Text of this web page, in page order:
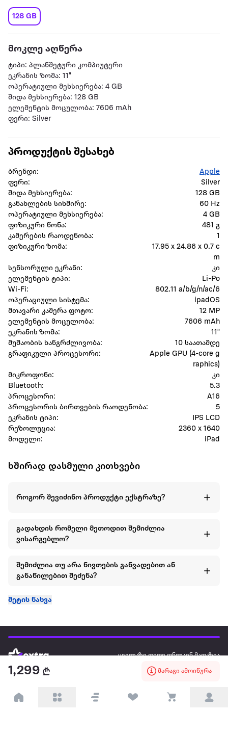
128 GB
მოკლე აღწერა
ტიპი: პლანშეტური კომპიუტერი
ეკრანის ზომა: 11"
ოპერატიული მეხსიერება: 4 GB
შიდა მეხსიერება: 128 GB
ელემენტის მოცულობა: 7606 mAh
ფერი: Silver
1,299 მარაგი ამოიწურა
პროდუქტის შესახებ
ბრენდი:
Apple
ფერი:
Silver
შიდა მეხსიერება:
128 GB
განახლების სიხშირე:
60 Hz
ოპერატიული მეხსიერება:
4 GB
ფიზიკური წონა:
481 გ
კამერების რაოდენობა:
1
ფიზიკური ზომა:
17.95 x 24.86 x 0.7 c
m
სენსორული ეკრანი:
კი
ელემენტის ტიპი:
Li-Po
Wi-Fi:
802.11 a/b/g/n/ac/6
ოპერაციული სისტემა:
ipadOS
მთავარი კამერა ფოტო:
12 MP
ელემენტის მოცულობა:
7606 mAh
ეკრანის ზომა:
11"
მუშაობის ხანგრძლივობა:
10 საათამდე
გრაფიკული პროცესორი:
Apple GPU (4-core g
raphics)
მიკროფონი:
კი
Bluetooth:
5.3
პროცესორი:
A16
პროცესორის ბირთვების რაოდენობა:
5
ეკრანის ტიპი:
IPS LCD
რეზოლუცია:
2360 x 1640
მოდელი:
iPad
ხშირად დასმული კითხვები
როგორ შევიძინო პროდუქტი ექსტრაზე?
გადახდის რომელი მეთოდით შემიძლია
ვისარგებლო?
შემიძლია თუ არა ნივთების განვადებით ან
განაწილებით შეძენა?
მეტის ნახვა
ყველაზე დიდი ონლაინ მაღაზია